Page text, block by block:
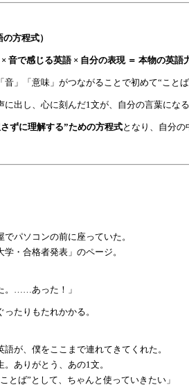
方程式）
× 音で感じる英語 × 自分の表現 ＝ 本物の英語
音」「意味」がつながることで初めて“ことば
に出し、心に刻んだ1文が、自分の言葉になる
ずに理解する”ための方程式となり、自分の
パソコンの前に座っていた。
・合格者発表」のページ。
……あった！」
たりもたれかかる。
語が、僕をここまで連れてきてくれた。
。ありがとう、あの1文。
とば”として、ちゃんと使っていきたい」